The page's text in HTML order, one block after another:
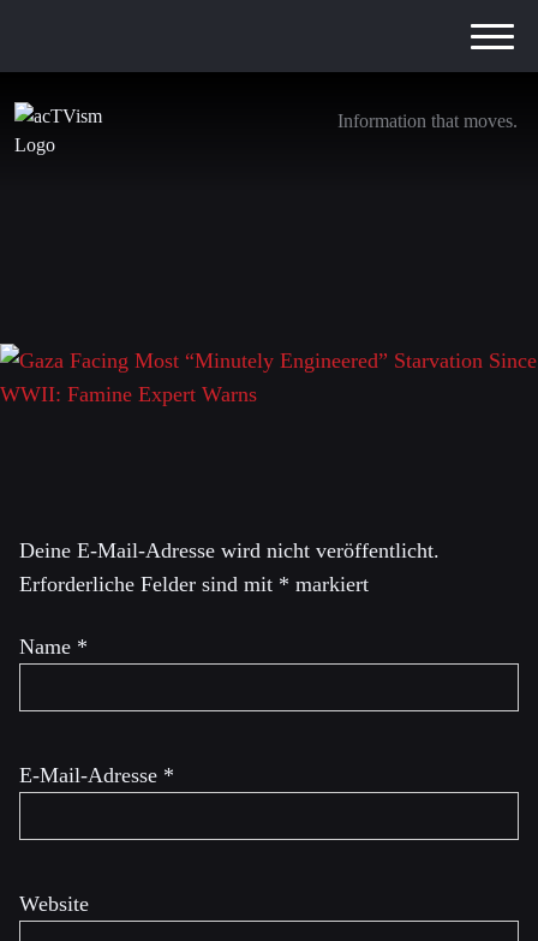
Information that moves.
Gaza Facing Most “Minutely Engineered”
Deine E-Mail-Adresse wird nicht veröffentlicht.
Erforderliche Felder sind mit * markiert
Name *
E-Mail-Adresse *
Website